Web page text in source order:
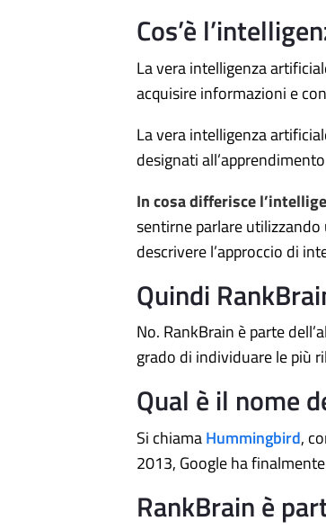
Cos’è
La vera intelligenza
acquisire informazioni e
La vera intelligenza
designati
In cosa differisce
sentirne parlare
descrivere l’approccio di
Quindi
No. RankBrain è parte
grado di individuare le più
Qual è il nome
Si chiamaHummingbird,
2013, Google ha
RankBrain è